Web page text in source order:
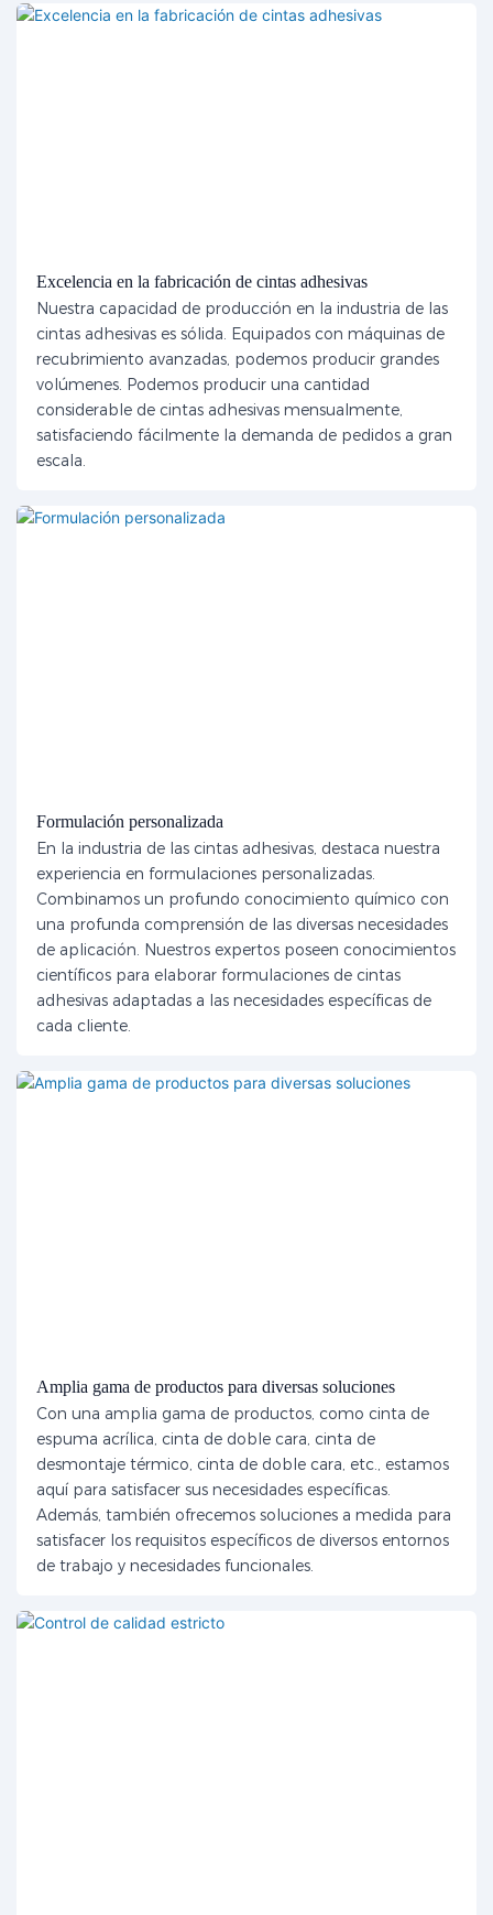
Excelencia en la fabricación de cintas adhesivas
Nuestra capacidad de producción en la industria de las
cintas adhesivas es sólida. Equipados con máquinas de
recubrimiento avanzadas, podemos producir grandes
volúmenes. Podemos producir una cantidad
considerable de cintas adhesivas mensualmente,
satisfaciendo fácilmente la demanda de pedidos a gran
escala.
Formulación personalizada
En la industria de las cintas adhesivas, destaca nuestra
experiencia en formulaciones personalizadas.
Combinamos un profundo conocimiento químico con
una profunda comprensión de las diversas necesidades
de aplicación. Nuestros expertos poseen conocimientos
científicos para elaborar formulaciones de cintas
adhesivas adaptadas a las necesidades específicas de
cada cliente.
Amplia gama de productos para diversas soluciones
Con una amplia gama de productos, como cinta de
espuma acrílica, cinta de doble cara, cinta de
desmontaje térmico, cinta de doble cara, etc., estamos
aquí para satisfacer sus necesidades específicas.
Además, también ofrecemos soluciones a medida para
satisfacer los requisitos específicos de diversos entornos
de trabajo y necesidades funcionales.